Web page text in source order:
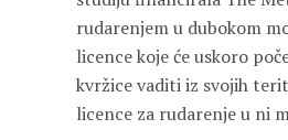
rudarenjem u dubokom
licence koje će uskoro
kvržice vaditi iz svojih
licence za rudarenje u ni